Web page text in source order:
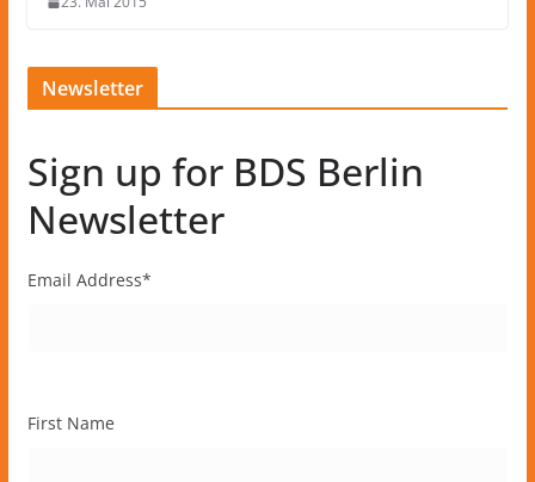
Newsletter
Sign up for BDS Berlin
Newsletter
Email Address*
First Name